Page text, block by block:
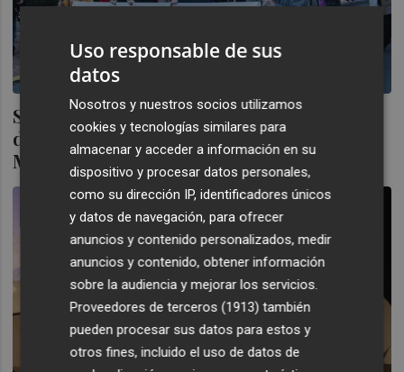
Soneja acoge la manifestación comarcal
del Alto Palancia con motivo del Día de la
Mujer
Uso responsable de sus
datos
Nosotros y nuestros socios utilizamos
cookies y tecnologías similares para
almacenar y acceder a información en su
dispositivo y procesar datos personales,
como su dirección IP, identificadores únicos
y datos de navegación, para ofrecer
anuncios y contenido personalizados, medir
anuncios y contenido, obtener información
sobre la audiencia y mejorar los servicios.
Proveedores de terceros (1913) también
pueden procesar sus datos para estos y
otros fines, incluido el uso de datos de